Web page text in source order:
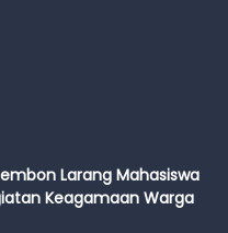
Larang Mahasiswa
Keagamaan Warga